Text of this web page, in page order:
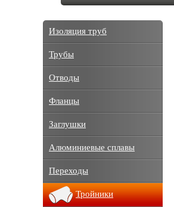
Изоляция труб
Трубы
Отводы
Фланцы
Заглушки
Алюминиевые сплавы
Переходы
Тройники